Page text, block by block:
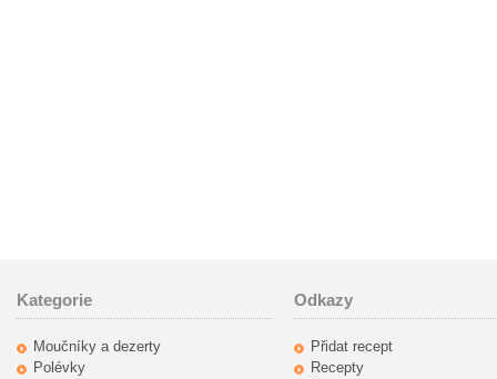
Kategorie
Moučníky a dezerty
Polévky
Odkazy
Přidat recept
Recepty